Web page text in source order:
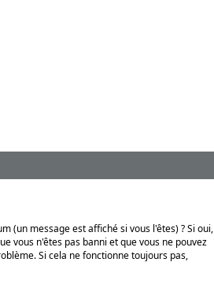
(un message est affiché si vous l'êtes) ? Si oui,
vous n'êtes pas banni et que vous ne pouvez
Si cela ne fonctionne toujours pas,